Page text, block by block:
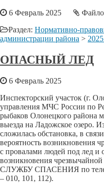
6 Февраль 2025
Раздел: Нормативно-
администрации района > 2025
ОПАСНЫЙ ЛЕД
6 Февраль 2025
Инспекторский участок (г.
управления МЧС России по
рыбаков Олонецкого района
выезда на Ладожское озеро.
сложилась обстановка, в
вероятность возникновения
с провалами людей под лед и
возникновения
СЛУЖБУ СПАСЕНИЯ по
– 010, 101, 112).